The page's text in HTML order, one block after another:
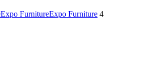
Expo FurnitureExpo Furniture 4